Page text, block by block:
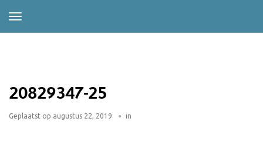
20829347-25
Geplaatst op augustus 22, 2019 in